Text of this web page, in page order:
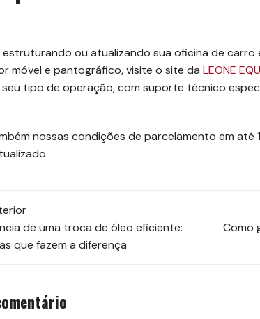
estruturando ou atualizando sua oficina de
móvel e pantográfico, visite o site da LEONE
tipo de operação, com suporte técnico
nossas condições de parcelamento em até
de uma troca de óleo eficiente:
que fazem a diferença
Como